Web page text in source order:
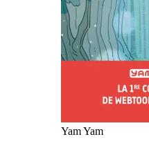
Yam Yam